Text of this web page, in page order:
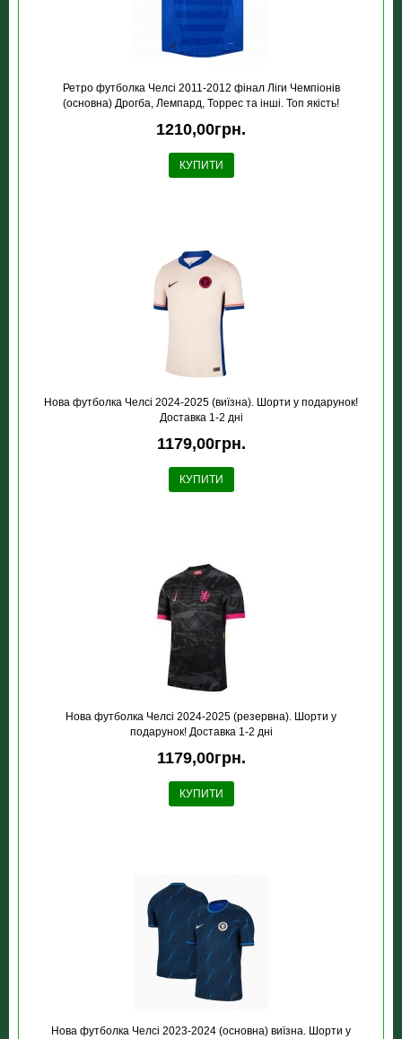
Ретро футболка Челсi 2011-2012 фiнал Лiги Чемпiонiв
(основна) Дрогба, Лемпард, Торрес та інші. Топ якість!
1210,00грн.
КУПИТИ
Нова футболка Челсі 2024-2025 (виїзна). Шорти у подарунок!
Доставка 1-2 дні
1179,00грн.
КУПИТИ
Нова футболка Челсі 2024-2025 (резервна). Шорти у
подарунок! Доставка 1-2 дні
1179,00грн.
КУПИТИ
Нова футболка Челсі 2023-2024 (основна) виїзна. Шорти у